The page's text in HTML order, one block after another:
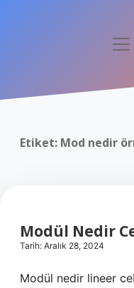
Etiket: Mod nedir
Modül Nedir
Tarih: Aralık 28, 2024
Modül nedir lineer